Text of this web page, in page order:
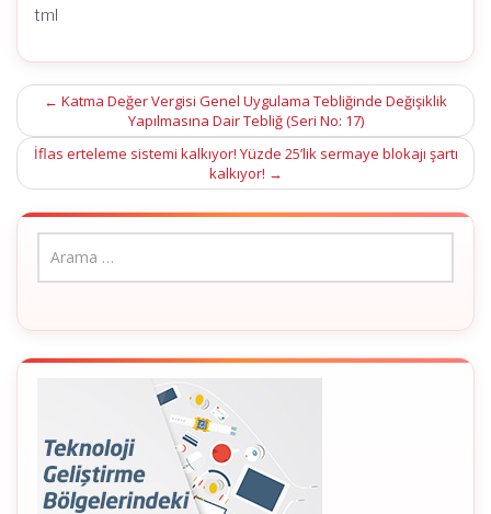
tml
Post
navigation
← Katma Değer Vergisi Genel Uygulama Tebliğinde Değişiklik
Yapılmasına Dair Tebliğ (Seri No: 17)
İflas erteleme sistemi kalkıyor! Yüzde 25’lik sermaye blokajı şartı
kalkıyor! →